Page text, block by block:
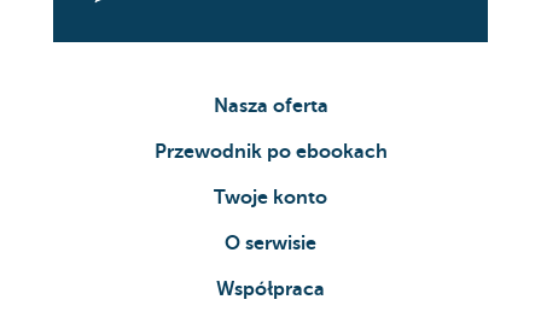
Nasza oferta
Przewodnik po ebookach
Twoje konto
O serwisie
Współpraca